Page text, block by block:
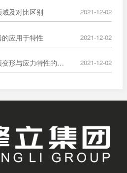
及对比区别 2021-12-02
应用于特性 2021-12-02
• 预应力固定管板换热器预变形与应力特性的数值分析 2021-12-02